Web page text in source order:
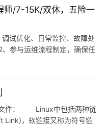
芯片 4）输入设备：…
师/7-15K/双休，五险一
试优化、日常监控、故障处
参与运维流程制定，确保任
关数据的收集、分析和总
文件： Linux中包括两种链
Link)，软链接又称为符号链